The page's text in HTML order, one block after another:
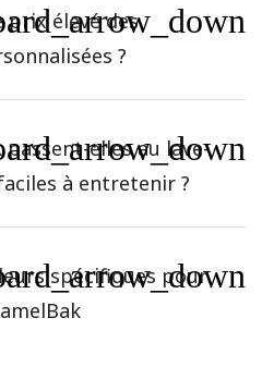
prix élevé des
?
passent-elles au lave-
à entretenir ?
spécifiques pour